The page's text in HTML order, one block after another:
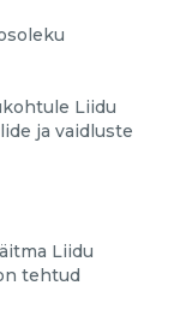
Liidu
ja vaidluste
Liidu
tehtud